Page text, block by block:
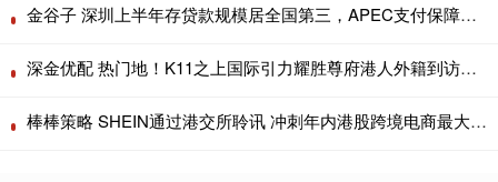
金谷子 深圳上半年存贷款规模居全国第三，APEC支付保障全面升级
深金优配 热门地！K11之上国际引力耀胜尊府港人外籍到访即定创新高
棒棒策略 SHEIN通过港交所聆讯 冲刺年内港股跨境电商最大IPO